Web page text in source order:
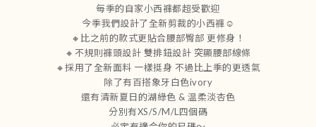
每季的自家小西褲都超受歡迎
今季我們設計了全新剪裁的小西褲☺️
🔸比之前的款式更貼合腰部臀部 更修身！
🔸不規則褲頭設計 雙排鈕設計 突顯腰部線條
🔸採用了全新面料 一樣挺身 不過比上季的更透氣
除了有百搭象牙白色ivory
還有清新夏日的湖綠色 & 温柔淡杏色
分別有XS/S/M/L四個碼